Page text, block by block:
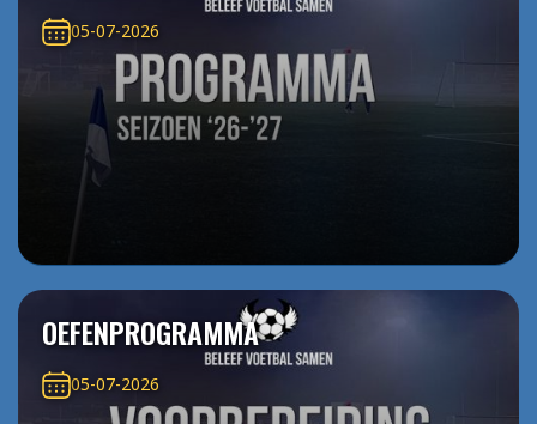
05-07-2026
OEFENPROGRAMMA
05-07-2026